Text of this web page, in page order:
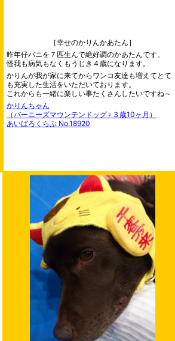
［幸せのかりんかあたん］
昨年仔バニを７匹生んで絶好調のかあたんです。
怪我も病気もなくもうじき４歳になります。
かりんが我が家に来てからワンコ友達も増えてとて
も充実した生活をいただいております。
これからも一緒に楽しい事たくさんしたいですね～
かりんちゃん
（バーニーズマウンテンドッグ♀３歳10ヶ月）
あいばろくらぶ No.18920